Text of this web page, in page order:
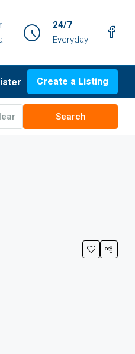
24/7
Everyday
Create a Listing
Search